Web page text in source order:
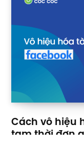
Cách vô hiệu
tạm thời đơn